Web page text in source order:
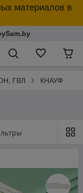
материалов в
ГВЛ КНАУФ